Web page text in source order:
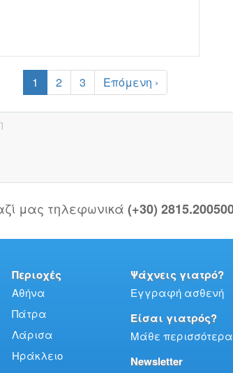
1 2 3 Επόμενη ›
μας τηλεφωνικά (+30)
Περιοχές
Αθήνα
Πάτρα
Λάρισα
Ηράκλειο
Ψάχνεις γιατρό?
Εγγραφή ασθενή
Είσαι γιατρός?
Μάθε
Newsletter